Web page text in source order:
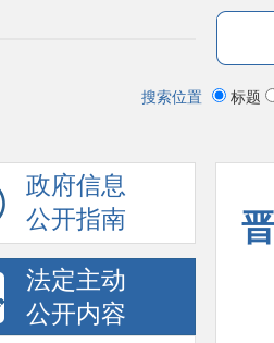
搜索位置 标题
政府信息
公开指南
法定主动
公开内容